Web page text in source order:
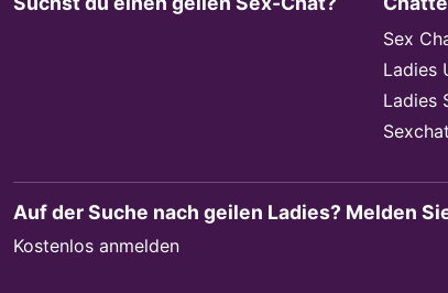
Sex
Ladies
Ladies
Auf der Suche nach geilen Ladies? Melden
Kostenlos anmelden